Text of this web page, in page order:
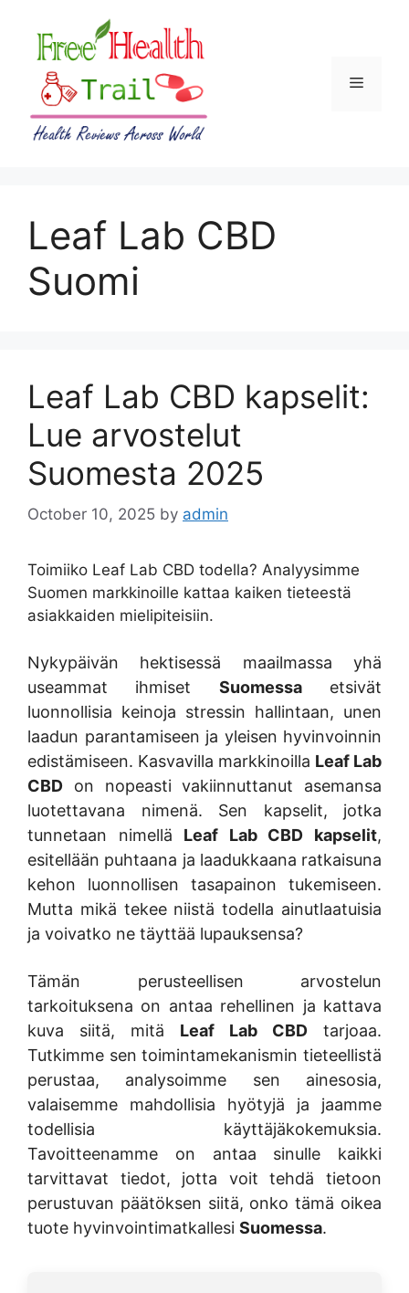
content
Menu
Leaf Lab CBD
Suomi
Leaf Lab CBD kapselit:
Lue arvostelut
Suomesta 2025
October 10, 2025 by admin
Toimiiko Leaf Lab CBD todella? Analyysimme
Suomen markkinoille kattaa kaiken tieteestä
asiakkaiden mielipiteisiin.
Nykypäivän hektisessä maailmassa yhä
useammat ihmiset Suomessaetsivät
luonnollisia keinoja stressin hallintaan, unen
laadun parantamiseen ja yleisen hyvinvoinnin
edistämiseen. Kasvavilla markkinoilla Leaf Lab
CBD on nopeasti vakiinnuttanut asemansa
luotettavana nimenä. Sen kapselit, jotka
tunnetaan nimellä Leaf Lab CBD kapselit,
esitellään puhtaana ja laadukkaana ratkaisuna
kehon luonnollisen tasapainon tukemiseen.
Mutta mikä tekee niistä todella ainutlaatuisia
ja voivatko ne täyttää lupauksensa?
Tämän perusteellisen arvostelun
tarkoituksena on antaa rehellinen ja kattava
kuva siitä, mitä Leaf Lab CBD tarjoaa.
Tutkimme sen toimintamekanismin tieteellistä
perustaa, analysoimme sen ainesosia,
valaisemme mahdollisia hyötyjä ja jaamme
todellisia käyttäjäkokemuksia.
Tavoitteenamme on antaa sinulle kaikki
tarvittavat tiedot, jotta voit tehdä tietoon
perustuvan päätöksen siitä, onko tämä oikea
tuote hyvinvointimatkallesi Suomessa.